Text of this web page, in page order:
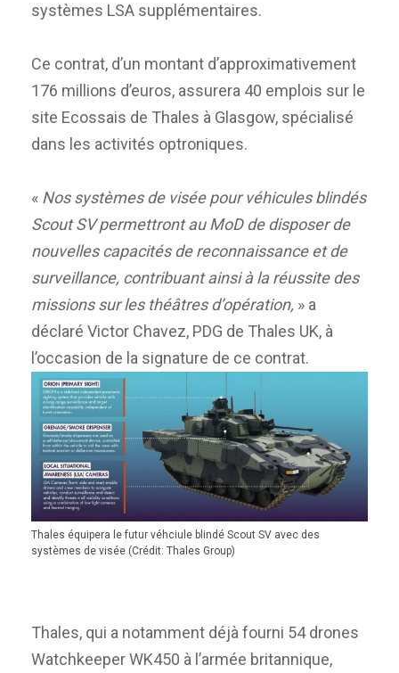
systèmes LSA supplémentaires.
Ce contrat, d’un montant d’approximativement
176 millions d’euros, assurera 40 emplois sur le
site Ecossais de Thales à Glasgow, spécialisé
dans les activités optroniques.
« Nos systèmes de visée pour véhicules blindés
Scout SV permettront au MoD de disposer de
nouvelles capacités de reconnaissance et de
surveillance, contribuant ainsi à la réussite des
missions sur les théâtres d’opération, » a
déclaré Victor Chavez, PDG de Thales UK, à
l’occasion de la signature de ce contrat.
Thales équipera le futur véhciule blindé Scout SV avec des
systèmes de visée (Crédit: Thales Group)
Thales, qui a notamment déjà fourni 54 drones
Watchkeeper WK450 à l’armée britannique,